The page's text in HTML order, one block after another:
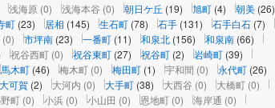
浅海原 (0) 浅海本谷 (0) 朝日ケ丘 (19) 旭町 (4) 朝美 (26)
町 (23) 居相 (145) 生石町 (78) 石手 (131) 石手白石 (7)
(0) 市坪南 (23) 一番町 (11) 和泉北 (156) 和泉南 (66)
祝谷西町 (0) 祝谷東町 (27) 祝谷町 (2) 岩崎町 (39)
馬木町 (46) 梅木町 (0) 梅田町 (1) 宇和間 (0) 永代町 (26)
大可賀 (2) 大河内 (0) 大手町 (38) 大西谷 (0) 大橋町 (0)
町 (0) 小浜 (0) 小山田 (0) 恩地町 (0) 海岸通 (0)